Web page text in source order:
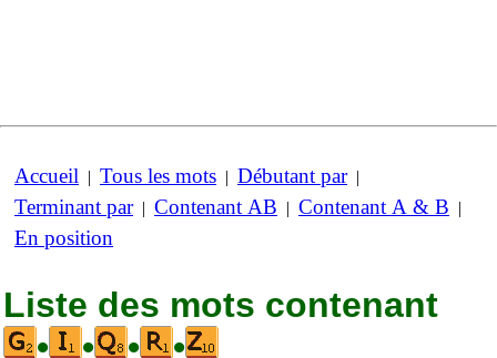
Accueil | Tous les mots | Débutant par|
Terminant par| Contenant AB | Contenant A & B |
En position
Liste des mots contenant
•
• • •